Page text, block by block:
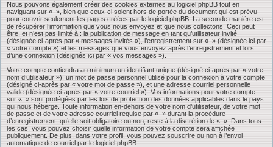
Nous pouvons également créer des cookies externes au logiciel phpBB tout en
naviguant sur « », bien que ceux-ci soient hors de portée du document qui est prévu
pour couvrir seulement les pages créées par le logiciel phpBB. La seconde manière est
de récupérer l’information que vous nous envoyez et que nous collectons. Ceci peut
être, et n’est pas limité à : la publication de message en tant qu’utilisateur invité
(désignée ci-après par « messages invités »), l’enregistrement sur « » (désignée ici par
« votre compte ») et les messages que vous envoyez après l’enregistrement et lors
d’une connexion (désignés ici par « vos messages »).
Votre compte contiendra au minimum un identifiant unique (désigné ci-après par « votre
nom d’utilisateur »), un mot de passe personnel utilisé pour la connexion à votre compte
(désigné ci-après par « votre mot de passe »), et une adresse courriel personnelle
valide (désignée ci-après par « votre courriel »). Vos informations pour votre compte
sur « » sont protégées par les lois de protection des données applicables dans le pays
qui nous héberge. Toute information en-dehors de votre nom d’utilisateur, de votre mot
de passe et de votre adresse courriel requise par « » durant la procédure
d’enregistrement, qu’elle soit obligatoire ou non, reste à la discrétion de « ». Dans tous
les cas, vous pouvez choisir quelle information de votre compte sera affichée
publiquement. De plus, dans votre profil, vous pouvez souscrire ou non à l’envoi
automatique de courriel par le logiciel phpBB.